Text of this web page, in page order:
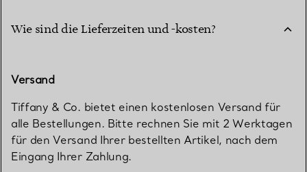
Wie sind die Lieferzeiten und -kosten?
Versand
Tiffany & Co. bietet einen kostenlosen Versand für
alle Bestellungen. Bitte rechnen Sie mit 2 Werktagen
für den Versand Ihrer bestellten Artikel, nach dem
Eingang Ihrer Zahlung.